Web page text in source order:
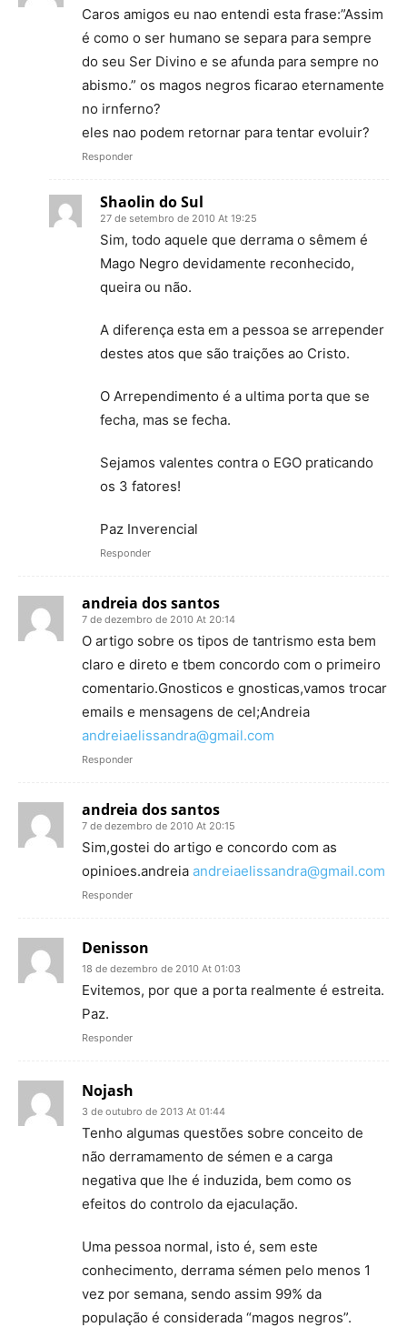
Caros amigos eu nao entendi esta frase:”Assim
é como o ser humano se separa para sempre
do seu Ser Divino e se afunda para sempre no
abismo.” os magos negros ficarao eternamente
no irnferno?
eles nao podem retornar para tentar evoluir?
Responder
Shaolin do Sul
27 de setembro de 2010 At 19:25
Sim, todo aquele que derrama o sêmem é
Mago Negro devidamente reconhecido,
queira ou não.
A diferença esta em a pessoa se arrepender
destes atos que são traições ao Cristo.
O Arrependimento é a ultima porta que se
fecha, mas se fecha.
Sejamos valentes contra o EGO praticando
os 3 fatores!
Paz Inverencial
Responder
andreia dos santos
7 de dezembro de 2010 At 20:14
O artigo sobre os tipos de tantrismo esta bem
claro e direto e tbem concordo com o primeiro
comentario.Gnosticos e gnosticas,vamos trocar
emails e mensagens de cel;Andreia
andreiaelissandra@gmail.com
Responder
andreia dos santos
7 de dezembro de 2010 At 20:15
Sim,gostei do artigo e concordo com as
opinioes.andreia andreiaelissandra@gmail.com
Responder
Denisson
18 de dezembro de 2010 At 01:03
Evitemos, por que a porta realmente é estreita.
Paz.
Responder
Nojash
3 de outubro de 2013 At 01:44
Tenho algumas questões sobre conceito de
não derramamento de sémen e a carga
negativa que lhe é induzida, bem como os
efeitos do controlo da ejaculação.
Uma pessoa normal, isto é, sem este
conhecimento, derrama sémen pelo menos 1
vez por semana, sendo assim 99% da
população é considerada “magos negros”.